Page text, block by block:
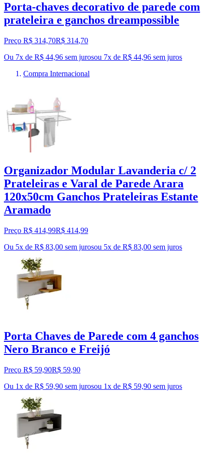
Porta-chaves decorativo de parede com
prateleira e ganchos dreampossible
Preço R$ 314,70R$ 314,70
Ou 7x de R$ 44,96 sem jurosou 7x de R$ 44,96 sem juros
Compra Internacional
Organizador Modular Lavanderia c/ 2
Prateleiras e Varal de Parede Arara
120x50cm Ganchos Prateleiras Estante
Aramado
Preço R$ 414,99R$ 414,99
Ou 5x de R$ 83,00 sem jurosou 5x de R$ 83,00 sem juros
Porta Chaves de Parede com 4 ganchos
Nero Branco e Freijó
Preço R$ 59,90R$ 59,90
Ou 1x de R$ 59,90 sem jurosou 1x de R$ 59,90 sem juros